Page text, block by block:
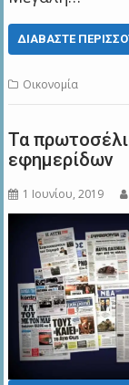
ΔΙΑΒΆΣΤΕ
Οικονομία
Τα
εφημερίδων
1 Ιουνίου, 2019